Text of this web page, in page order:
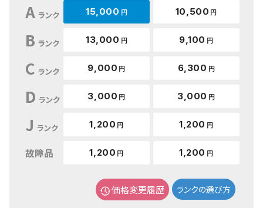
A ランク 15,000 円 10,500 円
B ランク 13,000 円 9,100 円
C ランク 9,000 円 6,300 円
D ランク 3,000 円 3,000 円
J ランク 1,200 円 1,200 円
故障品 1,200 円 1,200 円
価格変更履歴 ランクの選び方